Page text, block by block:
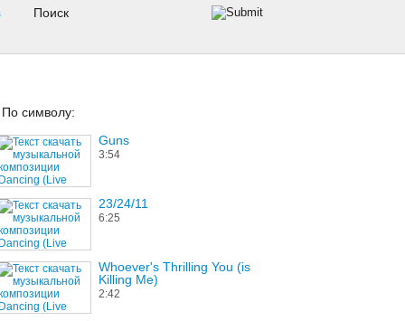
По символу:
Guns
3:54
23/24/11
6:25
Whoever's Thrilling You (is
Killing Me)
2:42